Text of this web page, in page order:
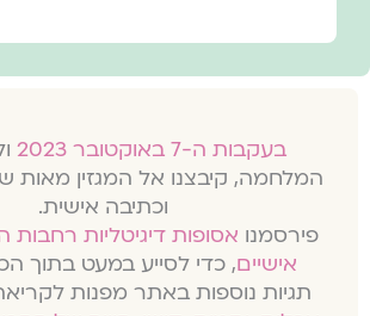
בעקבות ה-7 באוקטובר 2023
המלחמה, קיבצנו אל המגזין מאות
וכתיבה אישית.
פירסמנו אסופות דיגיטליות רחבות
אישיים, כדי לסייע במעט בתוך
תגיות נוספות באתר מפנות